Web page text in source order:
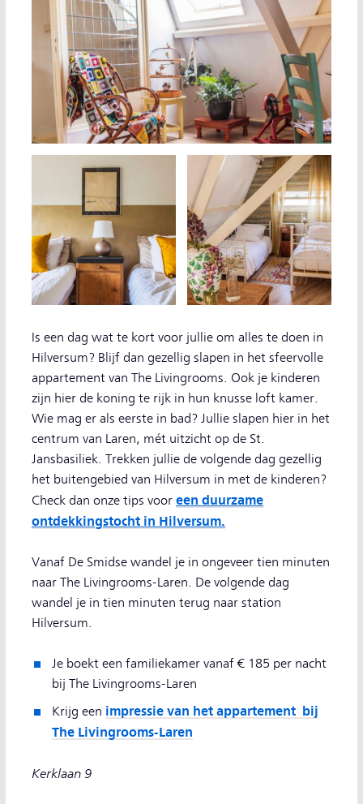
Is een dag wat te kort voor jullie om alles te doen in
Hilversum? Blijf dan gezellig slapen in het sfeervolle
appartement van The Livingrooms. Ook je kinderen
zijn hier de koning te rijk in hun knusse loft kamer.
Wie mag er als eerste in bad? Jullie slapen hier in het
centrum van Laren, mét uitzicht op de St.
Jansbasiliek. Trekken jullie de volgende dag gezellig
het buitengebied van Hilversum in met de kinderen?
Check dan onze tips voor een duurzame
ontdekkingstocht in Hilversum.
Vanaf De Smidse wandel je in ongeveer tien minuten
naar The Livingrooms-Laren. De volgende dag
wandel je in tien minuten terug naar station
Hilversum.
Je boekt een familiekamer vanaf € 185 per nacht
bij The Livingrooms-Laren
Krijg een impressie van het appartement bij
The Livingrooms-Laren
Kerklaan 9